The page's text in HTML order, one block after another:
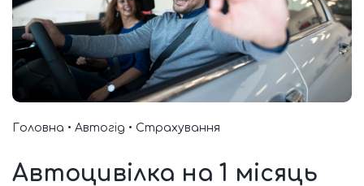
Головна • Автогід • Страхування
Автоцивілка на 1 місяць